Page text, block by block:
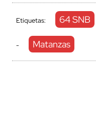
Etiquetas: 64 SNB
- Matanzas